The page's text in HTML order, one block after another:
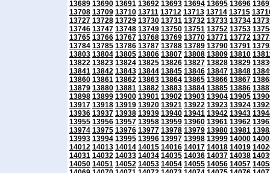
13689 13690 13691 13692 13693 13694 13695 13696
13708 13709 13710 13711 13712 13713 13714 13715
13727 13728 13729 13730 13731 13732 13733 13734
13746 13747 13748 13749 13750 13751 13752 13753
13765 13766 13767 13768 13769 13770 13771 13772
13784 13785 13786 13787 13788 13789 13790 13791
13803 13804 13805 13806 13807 13808 13809 13810
13822 13823 13824 13825 13826 13827 13828 13829
13841 13842 13843 13844 13845 13846 13847 13848
13860 13861 13862 13863 13864 13865 13866 13867
13879 13880 13881 13882 13883 13884 13885 13886
13898 13899 13900 13901 13902 13903 13904 13905
13917 13918 13919 13920 13921 13922 13923 13924
13936 13937 13938 13939 13940 13941 13942 13943
13955 13956 13957 13958 13959 13960 13961 13962
13974 13975 13976 13977 13978 13979 13980 13981
13993 13994 13995 13996 13997 13998 13999 14000
14012 14013 14014 14015 14016 14017 14018 14019
14031 14032 14033 14034 14035 14036 14037 14038
14050 14051 14052 14053 14054 14055 14056 14057